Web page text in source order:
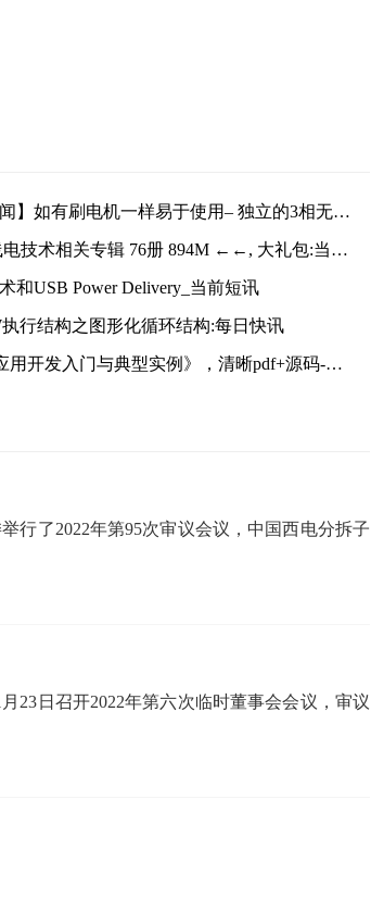
【全球热闻】如有刷电机一样易于使用– 独立的3相无刷直流(BLDC)电机控制器用于汽车
→→ 无线电技术相关专辑 76册 894M ←←, 大礼包:当前信息
和USB Power Delivery_当前短讯
行结构之图形化循环结构:每日快讯
《FPGA应用开发入门与典型实例》，清晰pdf+源码-环球快讯
行了2022年第95次审议会议，中国西电分拆子
23日召开2022年第六次临时董事会会议，审议